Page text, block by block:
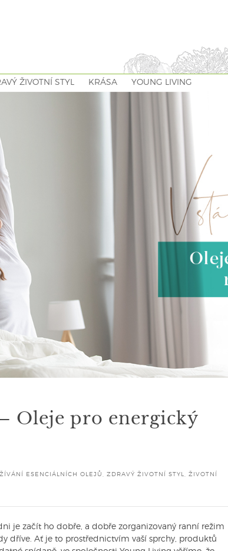
ŽIVOTNÍ STYL KRÁSA YOUNG LIVING
Oleje pro energický
ESENCIÁLNÍCH OLEJŮ ZDRAVÝ ŽIVOTNÍ STYL
ŽIVOTNÍ
je začít ho dobře, a dobře zorganizovaný ranní režim
dříve. Ať je to prostřednictvím vaší sprchy, produktů